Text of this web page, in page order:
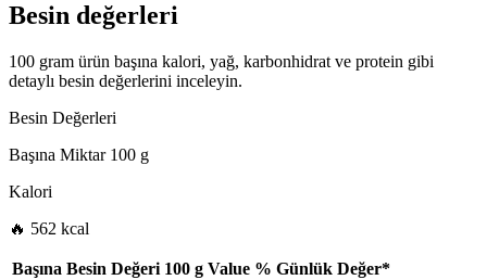
Besin değerleri
100 gram ürün başına kalori, yağ, karbonhidrat ve protein gibi
detaylı besin değerlerini inceleyin.
Besin Değerleri
Başına Miktar100 g
Kalori
🔥 562 kcal
Başına Besin Değeri 100 g Value % Günlük Değer*